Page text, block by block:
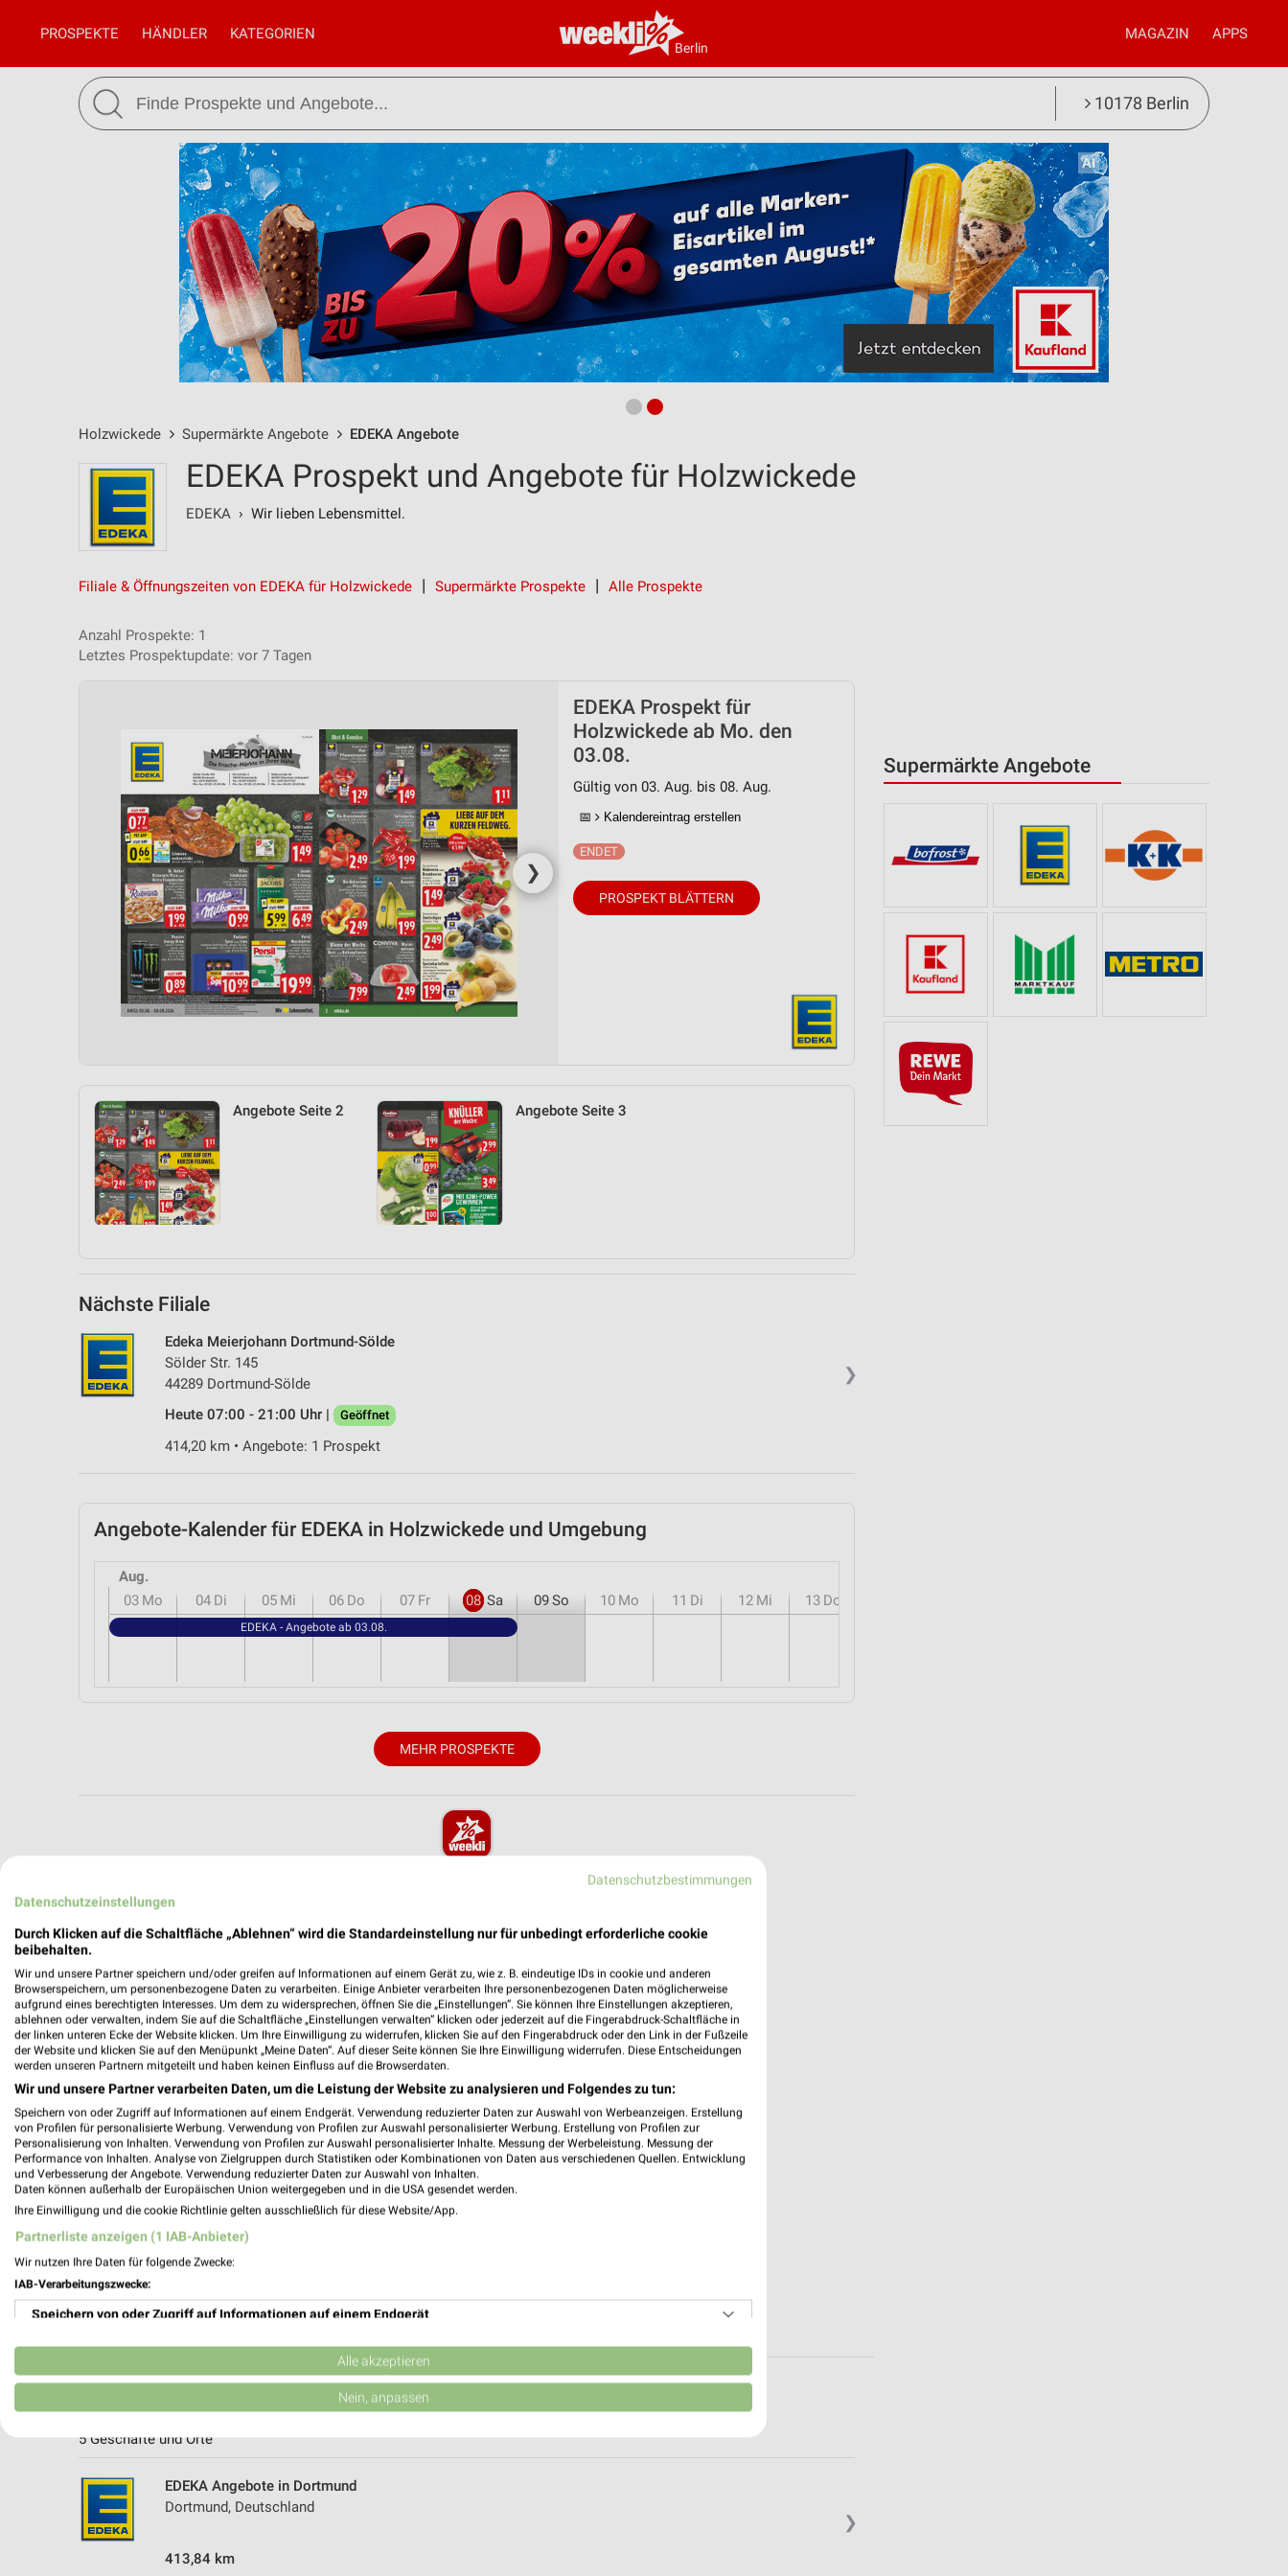
Berlin
PROSPEKTE HÄNDLER KATEGORIEN MAGAZIN APPS
10178 Berlin
Holzwickede Supermärkte Angebote EDEKA Angebote
Supermärkte Angebote
EDEKA Prospekt und Angebote für Holzwickede
EDEKA › Wir lieben Lebensmittel.
Filiale & Öffnungszeiten von EDEKA für Holzwickede Supermärkte Prospekte Alle Prospekte
Anzahl Prospekte: 1
Letztes Prospektupdate: vor 7 Tagen
❯
EDEKA Prospekt für
Holzwickede ab Mo. den
03.08.
Gültig von 03. Aug. bis 08. Aug.
📅 Kalendereintrag erstellen
PROSPEKT BLÄTTERN
Angebote Seite 2 Angebote Seite 3
Nächste Filiale
❯
Edeka Meierjohann Dortmund-Sölde
Sölder Str. 145
44289 Dortmund-Sölde
Heute 07:00 - 21:00 Uhr |
Geöffnet
414,20 km • Angebote: 1 Prospekt
Angebote-Kalender für EDEKA in Holzwickede und Umgebung
Aug.
03 Mo 04 Di 05 Mi 06 Do 07 Fr 08 Sa 09So 10 Mo 11 Di 12 Mi 13 Do
EDEKA - Angebote ab 03.08.
MEHR PROSPEKTE
weekli - Prospekte & Angebote App
✔Folge deinem Lieblingshändler
✔Push-Benachrichtigungen bei neuen Prospekten
✔Einkaufsliste - Einkauf stressfrei planen
Nutze weekli auch mobil – App jetzt laden oder QR-Code scannen.
Weitere EDEKA Geschäfte mit Angeboten in und um Holzwickede
5 Geschäfte und Orte
❯
EDEKA Angebote in Dortmund
Dortmund, Deutschland
413,84 km
Datenschutzbestimmungen
Datenschutzeinstellungen
Durch Klicken auf die Schaltfläche „Ablehnen“ wird die Standardeinstellung nur für unbedingt erforderliche cookie
beibehalten.
Wir und unsere Partner speichern und/oder greifen auf Informationen auf einem Gerät zu, wie z. B. eindeutige IDs in cookie und anderen
Browserspeichern, um personenbezogene Daten zu verarbeiten. Einige Anbieter verarbeiten Ihre personenbezogenen Daten möglicherweise
aufgrund eines berechtigten Interesses. Um dem zu widersprechen, öffnen Sie die „Einstellungen“. Sie können Ihre Einstellungen akzeptieren,
ablehnen oder verwalten, indem Sie auf die Schaltfläche „Einstellungen verwalten“ klicken oder jederzeit auf die Fingerabdruck-Schaltfläche in
der linken unteren Ecke der Website klicken. Um Ihre Einwilligung zu widerrufen, klicken Sie auf den Fingerabdruck oder den Link in der Fußzeile
der Website und klicken Sie auf den Menüpunkt „Meine Daten“. Auf dieser Seite können Sie Ihre Einwilligung widerrufen. Diese Entscheidungen
werden unseren Partnern mitgeteilt und haben keinen Einfluss auf die Browserdaten.
Wir und unsere Partner verarbeiten Daten, um die Leistung der Website zu analysieren und Folgendes zu tun:
Speichern von oder Zugriff auf Informationen auf einem Endgerät. Verwendung reduzierter Daten zur Auswahl von Werbeanzeigen. Erstellung
von Profilen für personalisierte Werbung. Verwendung von Profilen zur Auswahl personalisierter Werbung. Erstellung von Profilen zur
Personalisierung von Inhalten. Verwendung von Profilen zur Auswahl personalisierter Inhalte. Messung der Werbeleistung. Messung der
Performance von Inhalten. Analyse von Zielgruppen durch Statistiken oder Kombinationen von Daten aus verschiedenen Quellen. Entwicklung
und Verbesserung der Angebote. Verwendung reduzierter Daten zur Auswahl von Inhalten.
Daten können außerhalb der Europäischen Union weitergegeben und in die USA gesendet werden.
Ihre Einwilligung und die cookie Richtlinie gelten ausschließlich für diese Website/App.
Partnerliste anzeigen (1 IAB-Anbieter)
Wir nutzen Ihre Daten für folgende Zwecke:
IAB-Verarbeitungszwecke:
Speichern von oder Zugriff auf Informationen auf einem Endgerät
Verwendung reduzierter Daten zur Auswahl von Werbeanzeigen
Erstellung von Profilen für personalisierte Werbung
Verwendung von Profilen zur Auswahl personalisierter Inhalte
Messung der Werbeleistung
Alle akzeptieren
Nein, anpassen